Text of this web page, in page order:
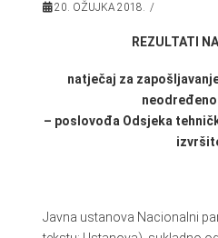
20. OŽUJKA 2018.
REZULTATI
natječaj za
– poslovođa Odsjeka
Javna ustanova Nacionalni